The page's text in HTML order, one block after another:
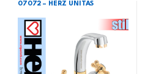
07072 – HERZ UNITAS